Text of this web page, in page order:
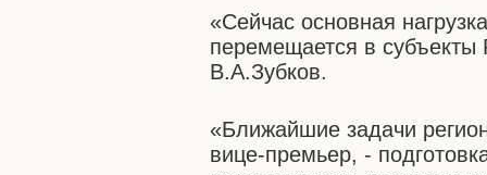
«Сейчас основная
перемещается в субъекты
В.А.Зубков.
«Ближайшие задачи
вице-премьер, -